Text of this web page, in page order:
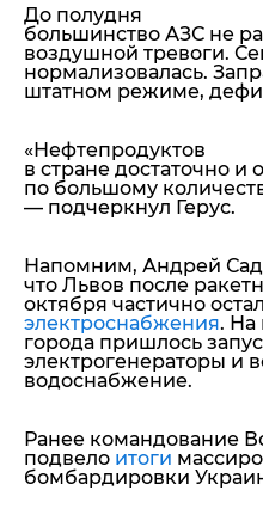
До полудня
большинство АЗС не
воздушной тревоги.
нормализовалась.
штатном режиме,
«Нефтепродуктов
в стране достаточно и
по большому
— подчеркнул Герус.
Напомним, Андрей
что Львов после
октября частично
электроснабжения. На
города пришлось
электрогенераторы и
водоснабжение.
Ранее командование
подвело итоги
бомбардировки